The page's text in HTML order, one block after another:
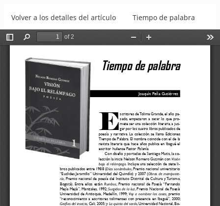
Volver a los detalles del artículo Tiempo de palabra
DescargarDescargar PDF